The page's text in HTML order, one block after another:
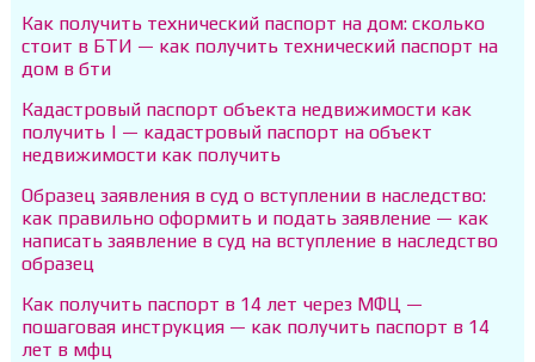
Как получить технический паспорт на дом: сколько
стоит в БТИ — как получить технический паспорт на
дом в бти
Кадастровый паспорт объекта недвижимости как
получить | — кадастровый паспорт на объект
недвижимости как получить
Образец заявления в суд о вступлении в наследство:
как правильно оформить и подать заявление — как
написать заявление в суд на вступление в наследство
образец
Как получить паспорт в 14 лет через МФЦ —
пошаговая инструкция — как получить паспорт в 14
лет в мфц